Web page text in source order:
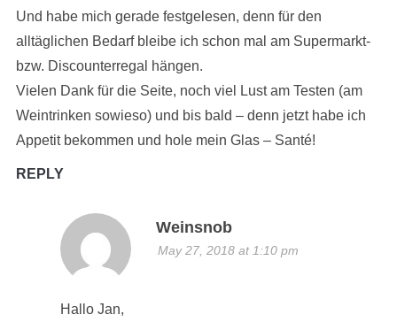
Und habe mich gerade festgelesen, denn für den
alltäglichen Bedarf bleibe ich schon mal am Supermarkt-
bzw. Discounterregal hängen.
Vielen Dank für die Seite, noch viel Lust am Testen (am
Weintrinken sowieso) und bis bald – denn jetzt habe ich
Appetit bekommen und hole mein Glas – Santé!
REPLY
Weinsnob
May 27, 2018 at 1:10 pm
Hallo Jan,